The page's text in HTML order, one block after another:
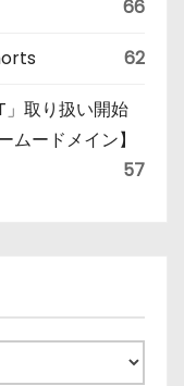
66
62
取り扱い開始
ムードメイン】
57